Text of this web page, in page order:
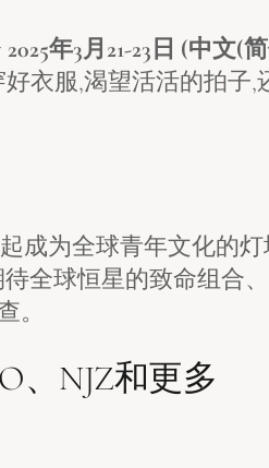
2025年3月21-23日 (中文(
服,渴望活活的拍子,
成为全球青年文化的
全球恒星的致命组
。
、NJZ和更多